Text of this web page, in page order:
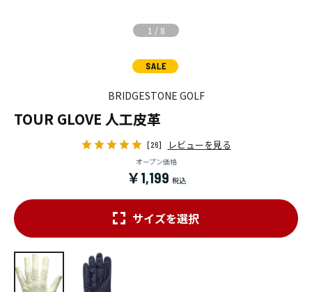
1 / 8
BRIDGESTONE GOLF
TOUR GLOVE 人工皮革
[26] レビューを見る
オープン価格
￥1,199
サイズを選択